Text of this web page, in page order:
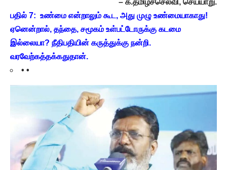
– க.தமிழ்ச்செல்வி, செய்யாறு.
பதில் 7: உண்மை என்றாலும் கூட, அது முழு உண்மையாகாது!
ஏனென்றால், தந்தை, சமூகம் உள்பட்டோருக்கு கடமை
இல்லையா? நீதிபதியின் கருத்துக்கு நன்றி.
வரவேற்கத்தக்கதுதான்.
• •